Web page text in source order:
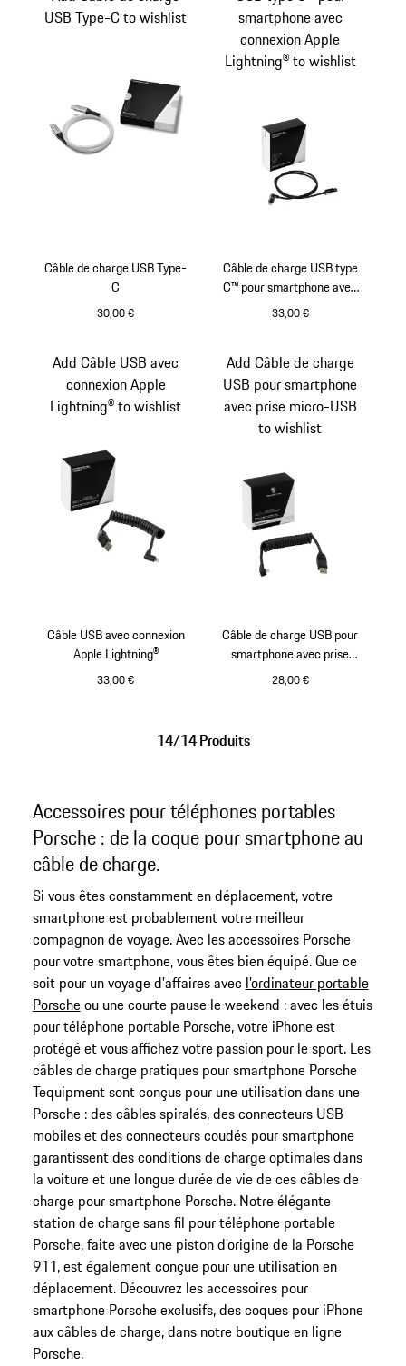
Câble de charge USB Type-
C
30,00 €
USB Type-C to wishlist
Câble de charge USB type
C™ pour smartphone avec
connexion Apple Lightning®
33,00 €
smartphone avec
connexion Apple
Lightning® to wishlist
Câble USB avec connexion
Apple Lightning®
33,00 €
Add Câble USB avec
connexion Apple
Lightning® to wishlist
Câble de charge USB pour
smartphone avec prise
micro-USB
28,00 €
Add Câble de charge
USB pour smartphone
avec prise micro-USB
to wishlist
14/14 Produits
Accessoires pour téléphones portables
Porsche : de la coque pour smartphone au
câble de charge.
Si vous êtes constamment en déplacement, votre
smartphone est probablement votre meilleur
compagnon de voyage. Avec les accessoires Porsche
pour votre smartphone, vous êtes bien équipé. Que ce
soit pour un voyage d'affaires avec l'ordinateur portable
Porscheou une courte pause le weekend : avec les étuis
pour téléphone portable Porsche, votre iPhone est
protégé et vous affichez votre passion pour le sport. Les
câbles de charge pratiques pour smartphone Porsche
Tequipment sont conçus pour une utilisation dans une
Porsche : des câbles spiralés, des connecteurs USB
mobiles et des connecteurs coudés pour smartphone
garantissent des conditions de charge optimales dans
la voiture et une longue durée de vie de ces câbles de
charge pour smartphone Porsche. Notre élégante
station de charge sans fil pour téléphone portable
Porsche, faite avec une piston d'origine de la Porsche
911, est également conçue pour une utilisation en
déplacement. Découvrez les accessoires pour
smartphone Porsche exclusifs, des coques pour iPhone
aux câbles de charge, dans notre boutique en ligne
Porsche.